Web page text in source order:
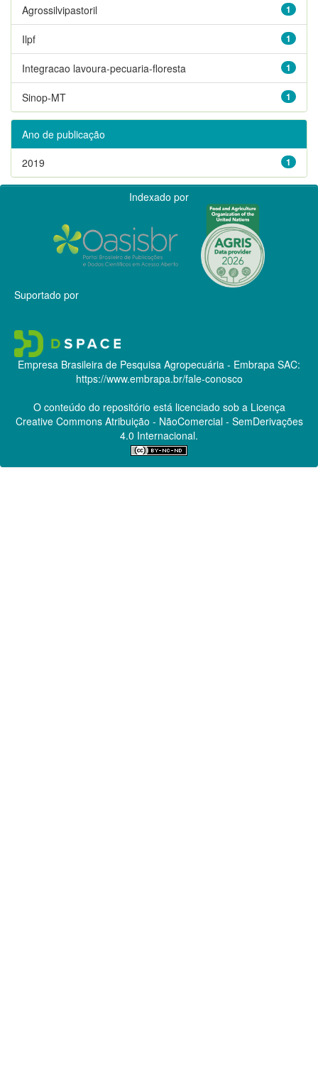
1
Agrossilvipastoril
1
Ilpf
1
Integracao lavoura-pecuaria-floresta
1
Sinop-MT
Ano de publicação
1
2019
Indexado por
Suportado por
Empresa Brasileira de Pesquisa Agropecuária - Embrapa SAC:
https://www.embrapa.br/fale-conosco
O conteúdo do repositório está licenciado sob a Licença
Creative CommonsAtribuição - NãoComercial - SemDerivações
4.0 Internacional.